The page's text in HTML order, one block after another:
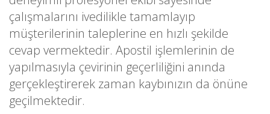
çalışmalarını ivedilikle tamamlayıp
müşterilerinin taleplerine en hızlı şekilde
cevap vermektedir. Apostil işlemlerinin de
yapılmasıyla çevirinin geçerliliğini anında
gerçekleştirerek zaman kaybınızın da önüne
geçilmektedir.